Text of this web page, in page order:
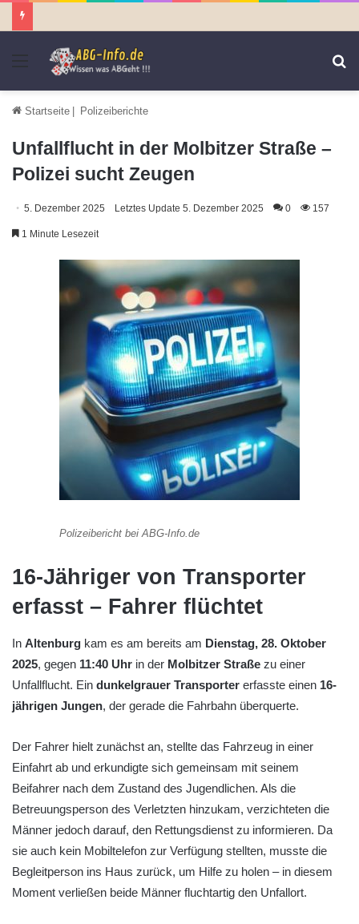
Menü
Startseite | Polizeiberichte
Unfallflucht in der Molbitzer Straße –
Polizei sucht Zeugen
5. Dezember 2025 Letztes Update 5. Dezember 2025 0 157
1 Minute Lesezeit
Polizeibericht bei ABG-Info.de
16-Jähriger von Transporter
erfasst – Fahrer flüchtet
In Altenburg kam es am bereits am Dienstag, 28. Oktober
2025, gegen 11:40 Uhr in der Molbitzer Straße zu einer
Unfallflucht. Ein dunkelgrauer Transporter erfasste einen 16-
jährigen Jungen, der gerade die Fahrbahn überquerte.
Der Fahrer hielt zunächst an, stellte das Fahrzeug in einer
Einfahrt ab und erkundigte sich gemeinsam mit seinem
Beifahrer nach dem Zustand des Jugendlichen. Als die
Betreuungsperson des Verletzten hinzukam, verzichteten die
Männer jedoch darauf, den Rettungsdienst zu informieren. Da
sie auch kein Mobiltelefon zur Verfügung stellten, musste die
Begleitperson ins Haus zurück, um Hilfe zu holen – in diesem
Moment verließen beide Männer fluchtartig den Unfallort.